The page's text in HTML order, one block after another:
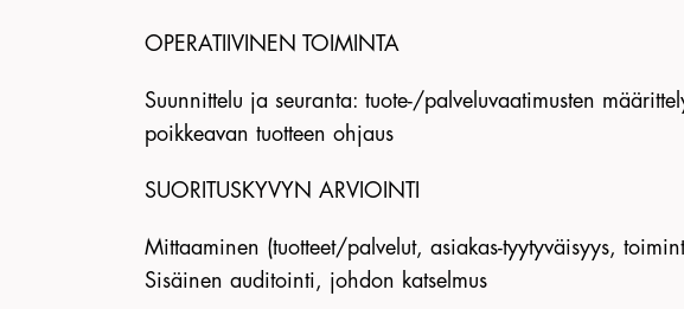
OPERATIIVINEN TOIMINTA
Suunnittelu ja seuranta: tuote-/palveluvaatimusten
poikkeavan tuotteen ohjaus
SUORITUSKYVYN ARVIOINTI
Mittaaminen (tuotteet/palvelut, asiakas-tyytyväisyys,
Sisäinen auditointi, johdon katselmus